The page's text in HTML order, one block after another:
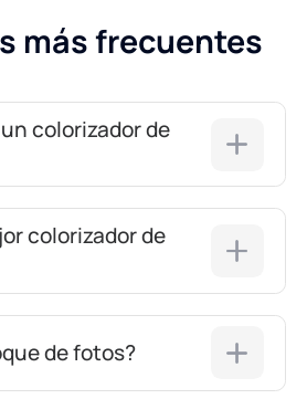
más frecuentes
colorizador de
colorizador de
de fotos?